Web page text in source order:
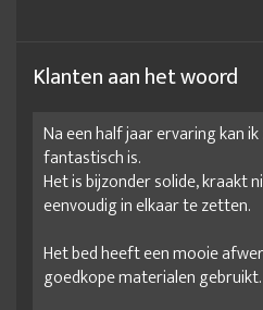
Klanten aan het woord
Na een half jaar ervaring kan
fantastisch is.
Het is bijzonder solide, kraakt
eenvoudig in elkaar te zetten.
Het bed heeft een mooie
goedkope materialen gebruikt.